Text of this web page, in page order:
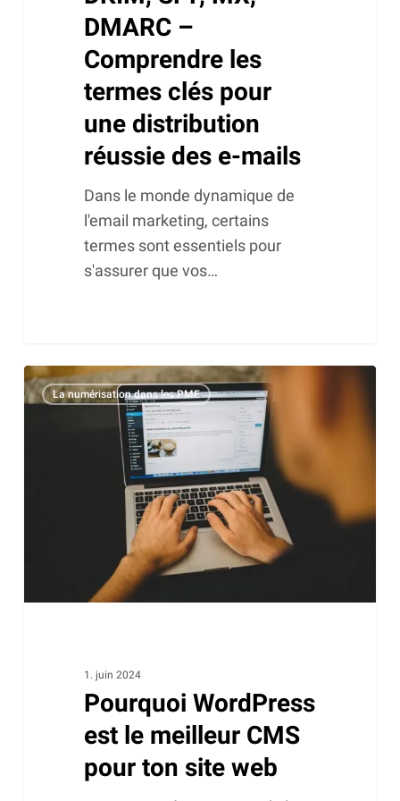
DMARC –
Comprendre les
termes clés pour
une distribution
réussie des e-mails
Dans le monde dynamique de
l'email marketing, certains
termes sont essentiels pour
s'assurer que vos…
Pourquoi
WordPress
web
La numérisation dans les PME
1. juin 2024
Pourquoi WordPress
est le meilleur CMS
pour ton site web